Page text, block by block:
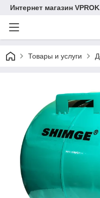
Интернет магазин
Товары и услуги